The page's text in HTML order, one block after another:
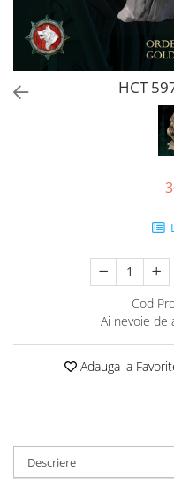
HCT
Cod
Ai nevoie de
Adauga la
Descriere